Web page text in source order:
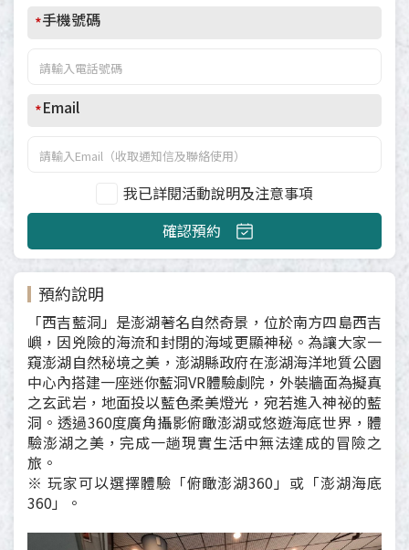
*手機號碼
*Email
我已詳閱活動說明及注意事項
確認預約
預約說明
「西吉藍洞」是澎湖著名自然奇景，位於南方四島西吉
嶼，因兇險的海流和封閉的海域更顯神秘。為讓大家一
窺澎湖自然秘境之美，澎湖縣政府在澎湖海洋地質公園
中心內搭建一座迷你藍洞VR體驗劇院，外裝牆面為擬真
之玄武岩，地面投以藍色柔美燈光，宛若進入神祕的藍
洞。透過360度廣角攝影俯瞰澎湖或悠遊海底世界，體
驗澎湖之美，完成一趟現實生活中無法達成的冒險之
旅。
※ 玩家可以選擇體驗「俯瞰澎湖360」或「澎湖海底
360」。